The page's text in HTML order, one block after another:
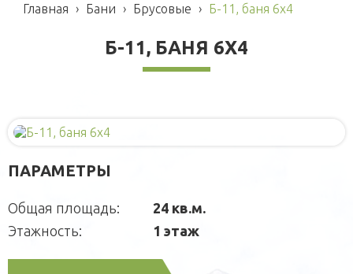
Мобильные
Деревянные
Для детей
Будки каркасные
Домики для кошек
Садовая мебель
Оголовки для колодцев
О компании
Публикации
Наши технологии
Кредит
Дополнительные работы
Главная › Бани › Брусовые › Б-11, баня 6х4
Б-11, БАНЯ 6Х4
ПАРАМЕТРЫ
Общая площадь:
24 кв.м.
Этажность:
1 этаж